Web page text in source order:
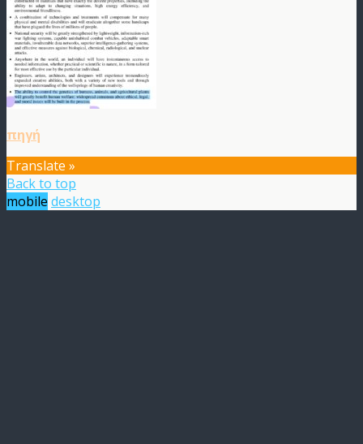
πηγή
Translate »
Back to top
mobile desktop